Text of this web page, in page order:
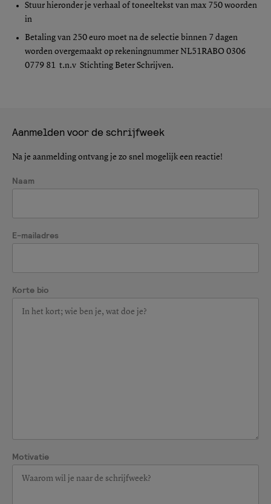
Stuur hieronder je verhaal of toneeltekst van max 750 woorden
in
Betaling van 250 euro moet na de selectie binnen 7 dagen
worden overgemaakt op rekeningnummer NL51RABO 0306
0779 81 t.n.v Stichting Beter Schrijven.
Aanmelden voor de schrijfweek
Na je aanmelding ontvang je zo snel mogelijk een reactie!
Naam
E-mailadres
Korte bio
Motivatie